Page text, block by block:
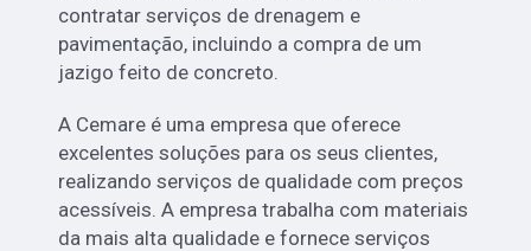
contratar serviços de drenagem e
pavimentação, incluindo a compra de um
jazigo feito de concreto.
A Cemare é uma empresa que oferece
excelentes soluções para os seus clientes,
realizando serviços de qualidade com preços
acessíveis. A empresa trabalha com materiais
da mais alta qualidade e fornece serviços